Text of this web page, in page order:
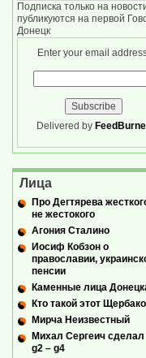
Подписка только на
публикуются на первой
Донецк
Enter your email
Delivered by
Лица
Про Дегтярева
не жестокого
Агония Сталино
Иосиф Кобзон о
православии,
пенсии
Каменные лица
Кто такой этот
Мирча Неизвестный
Михал Сергеич
g2 – g4